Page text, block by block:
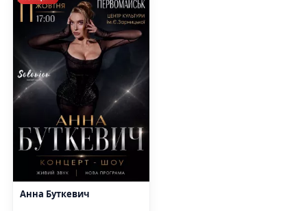
Анна Буткевич